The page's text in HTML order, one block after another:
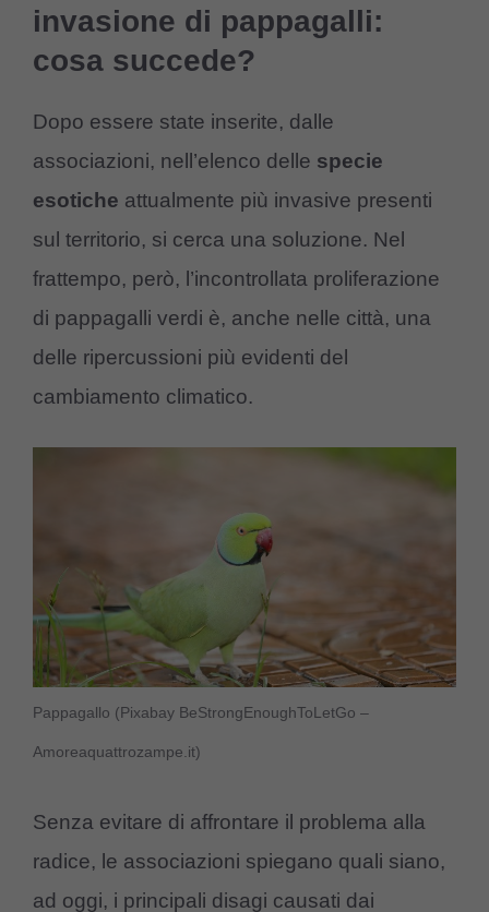
invasione di pappagalli:
cosa succede?
Dopo essere state inserite, dalle
associazioni, nell’elenco delle specie
esotiche attualmente più invasive presenti
sul territorio, si cerca una soluzione. Nel
frattempo, però, l’incontrollata proliferazione
di pappagalli verdi è, anche nelle città, una
delle ripercussioni più evidenti del
cambiamento climatico.
Pappagallo (Pixabay BeStrongEnoughToLetGo –
Amoreaquattrozampe.it)
Senza evitare di affrontare il problema alla
radice, le associazioni spiegano quali siano,
ad oggi, i principali disagi causati dai